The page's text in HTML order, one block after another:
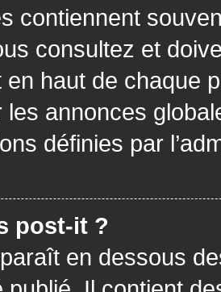
contiennent
consultez et
en haut de chaque
les annonces
définies par
post-it ?
en dessous